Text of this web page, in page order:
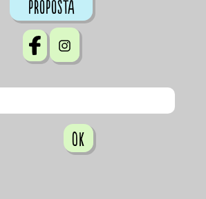
proposta
OK